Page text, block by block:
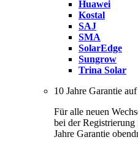
Huawei
Kostal
SAJ
SMA
SolarEdge
Sungrow
Trina Solar
10 Jahre Garantie
Für alle neuen
bei der
Jahre Garantie